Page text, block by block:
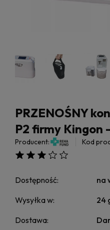
PRZENOŚNY
P2 firmy Kingon
Producent: Kod
Dostępność:
na
Wysyłka w:
24
Dostawa: